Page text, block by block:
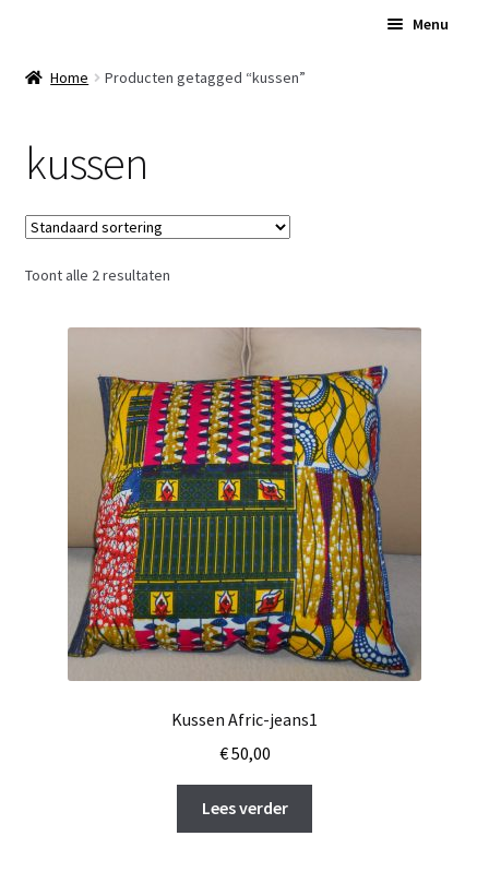
naar
de
Menu
HomeHome Producten getagged “kussen”
kussen
Toont alle 2 resultaten
Kussen Afric-jeans1
€50,00
Lees verder